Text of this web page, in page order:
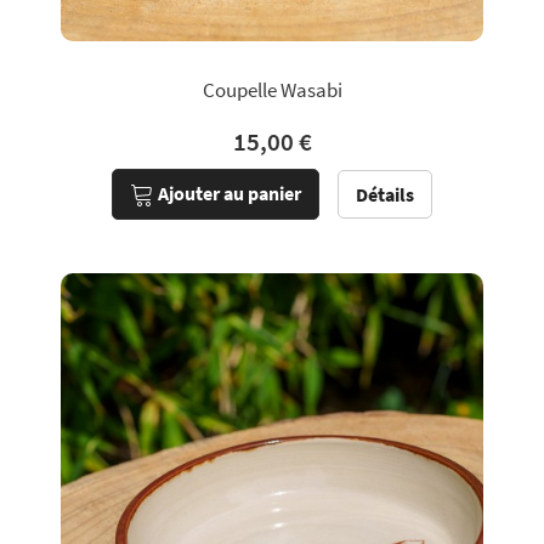
Coupelle Wasabi
15,00 €
Ajouter au panier Détails